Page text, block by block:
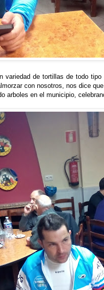
variedad de tortillas de todo
con nosotros, nos dice
arboles en el municipio,